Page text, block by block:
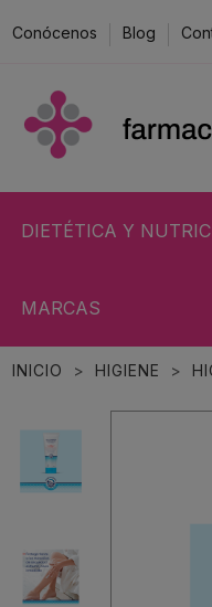
Conócenos Blog
DIETÉTICA Y
MARCAS
INICIO HIGIENE